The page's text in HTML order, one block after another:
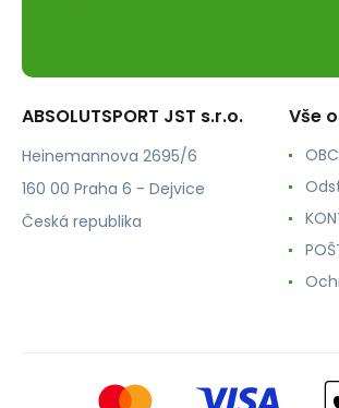
ABSOLUTSPORT JST s.r.o.
Heinemannova 2695/6
160 00 Praha 6 - Dejvice
Česká republika
Vše